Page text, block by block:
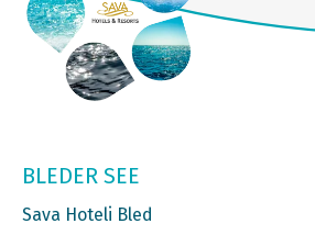
BLEDER SEE
Sava Hoteli Bled